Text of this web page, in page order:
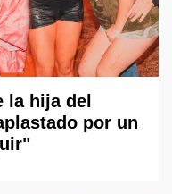
la hija del
por un